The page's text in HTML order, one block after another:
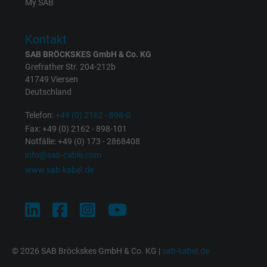
Name
Anbieter Google LLC
Laufzeit
Zweck
Registriert eine eindeutige ID, die das Gerät
eines wiederkehrenden Benutzers
Anbieter Facebook Ireland Ltd.
My SAB
Kontakt
SAB BRÖCKSKES GmbH & Co. KG
Grefrather Str. 204-212b
41749 Viersen
Deutschland
Telefon:+49 (0) 2162 - 898-0
Fax: +49 (0) 2162 - 898-101
Notfälle: +49 (0) 173 - 2868408
info@sab-cable.com
www.sab-kabel.de
© 2026 SAB Bröckskes GmbH & Co. KG | sab-kabel.de